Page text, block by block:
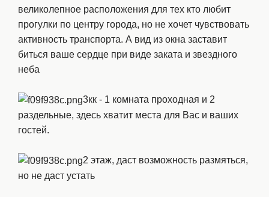
великолепное расположения для тех кто любит
прогулки по центру города, но не хочет чувствовать
активность транспорта. А вид из окна заставит
биться ваше сердце при виде заката и звездного
неба
3кк - 1 комната проходная и 2
раздельные, здесь хватит места для Вас и ваших
гостей.
2 этаж, даст возможность размяться,
но не даст устать